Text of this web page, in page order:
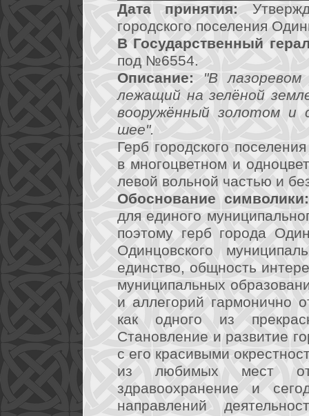
Дата принятия:
городского поселения
В Государственный
под №6554.
Описание:
"В
лежащий на зелёной
вооружённый золотом и
шее".
Герб городского
в многоцветном и
левой вольной частью и
Обоснование символики:
для единого
поэтому герб города
Одинцовского
единство, общность
муниципальных
и аллегорий гармонично
как одного из
Становление и развитие
с его красивыми
из любимых мест
здравоохранение и
направлений